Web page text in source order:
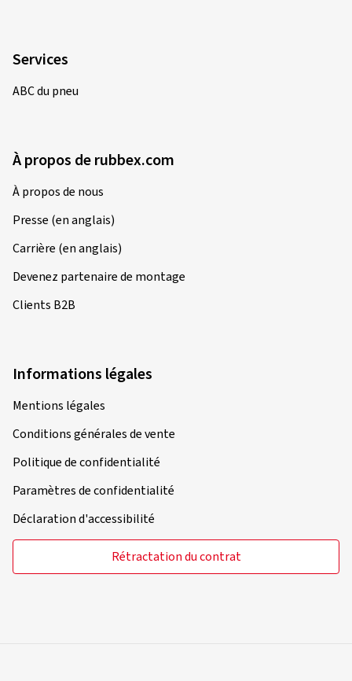
Services
ABC du pneu
À propos de rubbex.com
À propos de nous
Presse (en anglais)
Carrière (en anglais)
Devenez partenaire de montage
Clients B2B
Informations légales
Mentions légales
Conditions générales de vente
Politique de confidentialité
Paramètres de confidentialité
Déclaration d'accessibilité
Rétractation du contrat